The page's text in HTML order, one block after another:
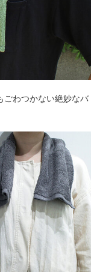
ごわつかない絶妙なバ